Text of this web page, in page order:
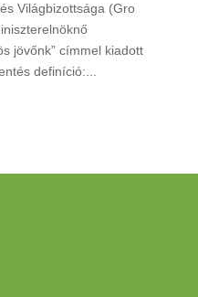
Világbizottsága (Gro
jövőnk” címmel kiadott
definíció:...